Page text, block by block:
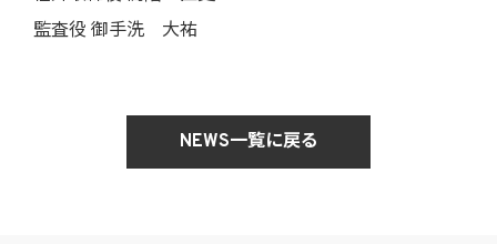
監査役 御手洗 大祐
NEWS一覧に戻る